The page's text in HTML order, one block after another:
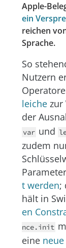
Apple-
ein
reichen
Sprache.
So
Nutzern
leiche zur
der
var und
zudem
t werden;
hält in
en
nce.init
eine